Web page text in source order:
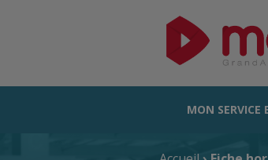
MON SERVICE